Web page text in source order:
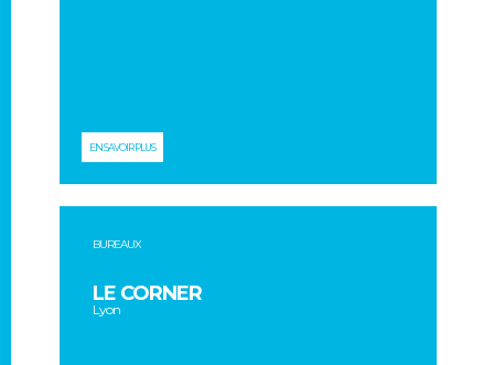
EN SAVOIR PLUS
BUREAUX
LE CORNER
Lyon